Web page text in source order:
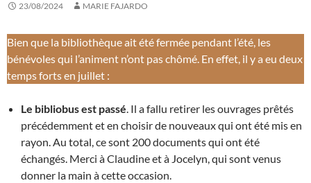
23/08/2024 MARIE FAJARDO
Bien que la bibliothèque ait été fermée pendant l’été, les
bénévoles qui l’animent n’ont pas chômé. En effet, il y a eu deux
temps forts en juillet :
Le bibliobus est passé. Il a fallu retirer les ouvrages prêtés
précédemment et en choisir de nouveaux qui ont été mis en
rayon. Au total, ce sont 200 documents qui ont été
échangés. Merci à Claudine et à Jocelyn, qui sont venus
donner la main à cette occasion.